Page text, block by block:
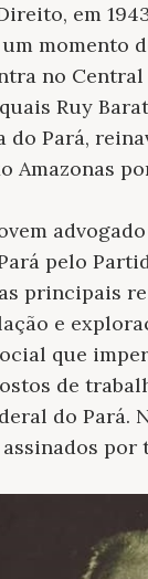
em
um momento
no
Ruy
Pará,
pelo
principais
e
que
de
do Pará.